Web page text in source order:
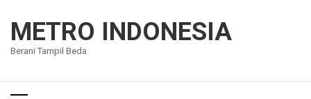
konten
(Tekan
METRO INDONESIA
Berani Tampil Beda